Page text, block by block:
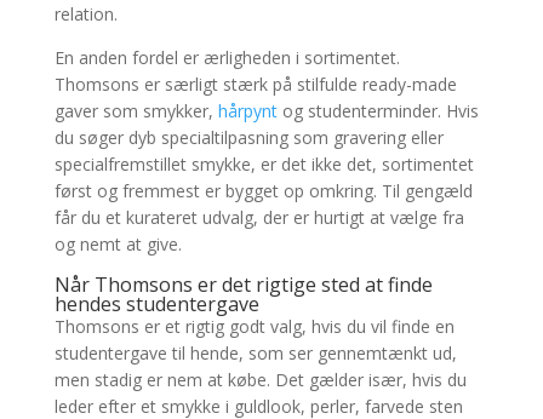
relation.
En anden fordel er ærligheden i sortimentet.
Thomsons er særligt stærk på stilfulde ready-made
gaver som smykker, hårpyntog studenterminder. Hvis
du søger dyb specialtilpasning som gravering eller
specialfremstillet smykke, er det ikke det, sortimentet
først og fremmest er bygget op omkring. Til gengæld
får du et kurateret udvalg, der er hurtigt at vælge fra
og nemt at give.
Når Thomsons er det rigtige sted at finde
hendes studentergave
Thomsons er et rigtig godt valg, hvis du vil finde en
studentergave til hende, som ser gennemtænkt ud,
men stadig er nem at købe. Det gælder især, hvis du
leder efter et smykke i guldlook, perler, farvede sten